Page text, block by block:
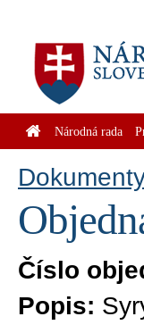
Národná rada
Číslo
Popis: